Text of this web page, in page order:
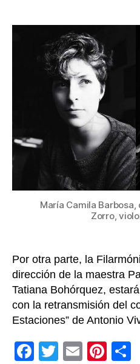
entrada
María Camila
Zorro,
Por otra parte, la
dirección de la maestra
Tatiana Bohórquez,
con la retransmisión del
Estaciones” de Antonio
F
T
E
Pi